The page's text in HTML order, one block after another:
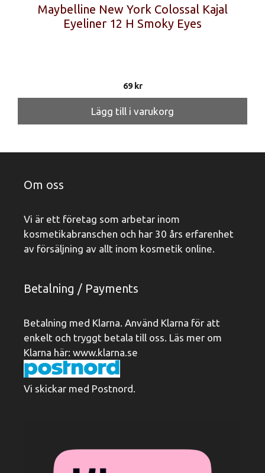
Maybelline New York Colossal Kajal
Eyeliner 12 H Smoky Eyes
69kr
Lägg till i varukorg
Om oss
Vi är ett företag som arbetar inom
kosmetikabranschen och har 30 års erfarenhet
av försäljning av allt inom kosmetik online.
Betalning / Payments
Betalning med Klarna. Använd Klarna för att
enkelt och tryggt betala till oss. Läs mer om
Klarna här: www.klarna.se
Vi skickar med Postnord.